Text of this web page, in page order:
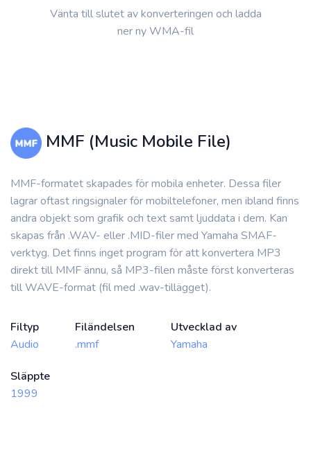
Vänta till slutet av konverteringen och ladda
ner ny WMA-fil
MMF (Music Mobile File)
MMF-formatet skapades för mobila enheter. Dessa filer
lagrar oftast ringsignaler för mobiltelefoner, men ibland finns
andra objekt som grafik och text samt ljuddata i dem. Kan
skapas från .WAV- eller .MID-filer med Yamaha SMAF-
verktyg. Det finns inget program för att konvertera MP3
direkt till MMF ännu, så MP3-filen måste först konverteras
till WAVE-format (fil med .wav-tillägget).
Filtyp
Audio
Filändelsen
.mmf
Utvecklad av
Yamaha
Släppte
1999